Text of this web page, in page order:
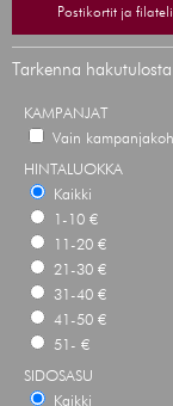
Postikortit ja
Tarkenna hakutulosta
KAMPANJAT
Vain
HINTALUOKKA
Kaikki
1-10 €
11-20 €
21-30 €
31-40 €
41-50 €
51- €
SIDOSASU
Kaikki